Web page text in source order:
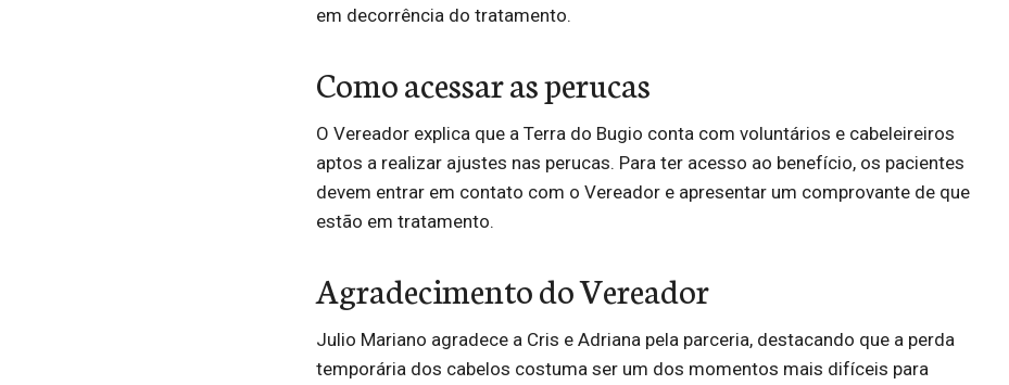
em decorrência do tratamento.
Como acessar as perucas
O Vereador explica que a Terra do Bugio conta com voluntários e cabeleireiros
aptos a realizar ajustes nas perucas. Para ter acesso ao benefício, os pacientes
devem entrar em contato com o Vereador e apresentar um comprovante de que
estão em tratamento.
Agradecimento do Vereador
Julio Mariano agradece a Cris e Adriana pela parceria, destacando que a perda
temporária dos cabelos costuma ser um dos momentos mais difíceis para